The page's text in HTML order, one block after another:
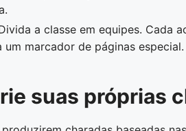
a classe em equipes. Cada
um marcador de páginas especial.
suas próprias